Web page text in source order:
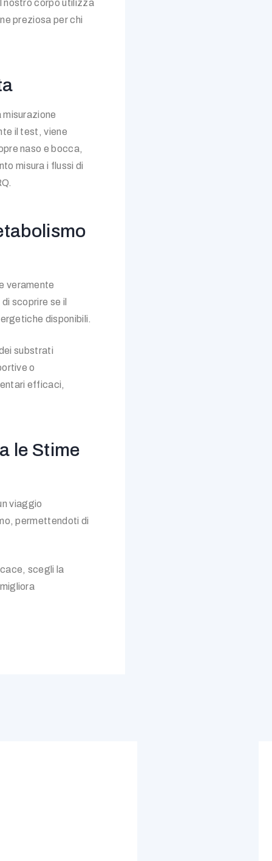
nostro corpo utilizza
preziosa per chi
misurazione
il test, viene
naso e bocca,
misura i flussi di
veramente
scoprire se il
disponibili.
substrati
o
efficaci,
le Stime
viaggio
permettendoti di
scegli la